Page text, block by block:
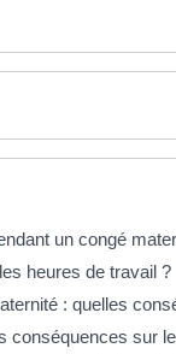
un congé
heures de travail ?
: quelles
conséquences sur